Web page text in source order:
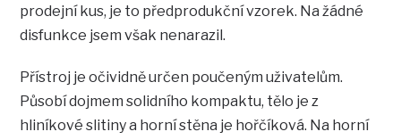
prodejní kus, je to předprodukční vzorek. Na žádné
disfunkce jsem však nenarazil.
Přístroj je očividně určen poučeným uživatelům.
Působí dojmem solidního kompaktu, tělo je z
hliníkové slitiny a horní stěna je hořčíková. Na horní